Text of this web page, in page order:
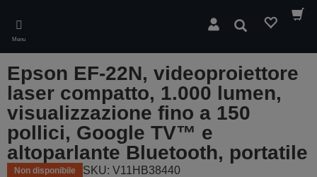
main
content
Menu
Cerca
Epson EF-22N, videoproiettore
laser compatto, 1.000 lumen,
visualizzazione fino a 150
pollici, Google TV™ e
altoparlante Bluetooth, portatile
Non disponibile SKU: V11HB38440